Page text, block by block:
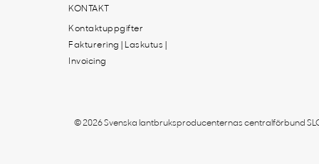
KONTAKT
Kontaktuppgifter
Fakturering | Laskutus |
Invoicing
© 2026 Svenska lantbruksproducenternas centralförbund